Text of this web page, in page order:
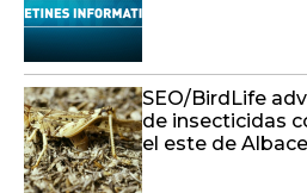
SEO/BirdLife
de insecticidas
el este de